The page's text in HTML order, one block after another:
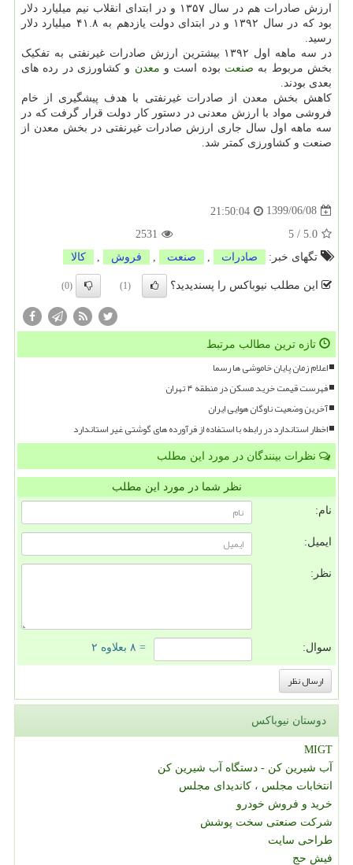
ارزش صادرات هم در سال ۱۳۵۷ و در ابتدای انقلاب نیم میلیارد دلار
بود که در سال ۱۳۹۲ و در ابتدای دولت یازدهم به ۴۱.۸ میلیارد دلار
رسید.
در سه ماهه اول ۱۳۹۲ بیشترین ارزش صادرات غیرنفتی به تفکیک
بخش مربوط به صنعت بوده است و معدن و کشاورزی در رده های
بعدی بودند.
کاهش بخش معدن از صادرات غیرنفتی با هدف پیشگیری از خام
فروشی مواد با ارزش معدنی در دستور کار دولت قرار گرفت که در
سه ماهه اول سال جاری ارزش صادرات غیرنفتی در بخش معدن از
صنعت و کشاورزی کمتر شد.
1399/06/08
21:50:04
5.0
/
5
2531
تگهای خبر:
صادرات صنعت فروش كالا
این مطلب نیوباکس را پسندیدید؟ (1)
(0)
تازه ترین مطالب مرتبط
اعلام زمان پایان خاموشی ها رسما
فهرست قیمت خرید مسکن در منطقه ۴ تهران
آخرین وضعیت ناوگان هوایی ایران
اخطار استاندارد در رابطه با استفاده از فرآورده های گوشتی غیر استاندارد
نظرات بینندگان در مورد این مطلب
نظر شما در مورد این مطلب
نام:
ایمیل:
نظر:
سوال: = ۸ بعلاوه ۲
دوستان نیوباکس
MIGT
آب شیرین کن - دستگاه آب شیرین کن
انتخابات مجلس ، کاندیدای مجلس
خرید و فروش خودرو
شرکت صنعتی سخت پوشش
طراحی سایت
فیش حج